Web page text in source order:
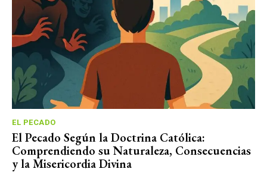
EL PECADO
El Pecado Según la Doctrina Católica:
Comprendiendo su Naturaleza, Consecuencias
y la Misericordia Divina